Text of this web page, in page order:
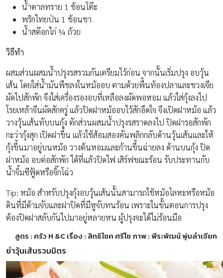
น้ำตาลทราย 1 ช้อนโต๊ะ
พริกไทยป่น 1 ช้อนชา
น้ำสต๊อกไก่ ¾ ถ้วย
วิธีทำ
ผสมส่วนผสมน้ำปรุงรสรวมกันเตรียมไว้ก่อน จากนั้นเริ่มปรุง อบวุ้น
เส้น โดยใส่น้ำมันพืชลงในหม้ออบ ตามด้วยพื้นท้องปลาและชวงเจีย
ผัดไปสักพัก จึงใส่เครื่องรองอบที่เหลือลงผัดพอหอม แล้วใส่กุ้งลงไป
โรยเหล้าจีนผัดสักครู่ แล้วปิดฝาหม้ออบไว้สักอึดใจ จึงเปิดฝาหม้อ แล้ว
วางวุ้นเส้นทับบนกุ้ง ตักส่วนผสมน้ำปรุงรสราดลงไป ปิดฝารอสักพัก
กะว่ากุ้งสุก เปิดฝาขึ้น แล้วใช้ส้อมสองคันพลิกกลับด้านวุ้นเส้นและให้
กุ้งขึ้นมาอยู่บนหม้อ วางต้นหอมและก้านขึ้นฉ่ายลง ด้านบนกุ้ง ปิด
ฝาหม้อ อบต่อสักพัก ได้ที่แล้วปิดไฟ เสิร์ฟขณะร้อน รับประทานกับ
น้ำจิ้มซีฟู้ดหรือจิ๊กโฉ่ว
Tip: หม้อ สำหรับปรุงกุ้งอบวุ้นเส้นนั้นสามารถใช้หม้อโลหะหรือหม้อ
ดินที่มีด้ามจับและฝาปิดที่มีหูจับทนร้อน เพราะในขั้นตอนการปรุง
ต้องปิดฝาสลับกันไปมาอยู่หลายหน ผู้ปรุงจะได้ไม่ร้อนมือ
สูตร : ครัว H &C เรื่อง : สิทธิโชค ศรีโช ภาพ : พีระพัฒน์ พุ่มลำเจียก
ยำวุ้นเส้นรวมมิตร